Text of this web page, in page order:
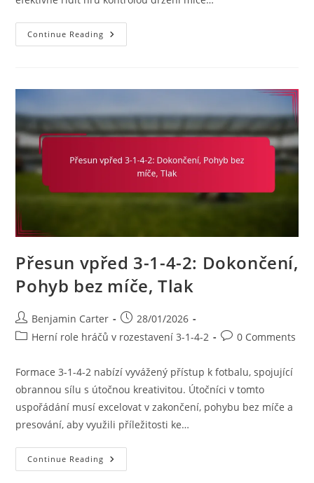
Continue Reading 3-
1-
Řízení
Kontrola
Času,
Strategické
Střídání
Přesun vpřed 3-1-4-2: Dokončení,
Pohyb bez míče, Tlak
Post
author:
Benjamin Carter
Post
published:
28/01/2026
PostHerní role hráčů v rozestavení 3-1-4-2
Post0 Comments
Formace 3-1-4-2 nabízí vyvážený přístup k fotbalu, spojující
obrannou sílu s útočnou kreativitou. Útočníci v tomto
uspořádání musí excelovat v zakončení, pohybu bez míče a
presování, aby využili příležitosti ke…
Continue Reading Přesun
Vpřed